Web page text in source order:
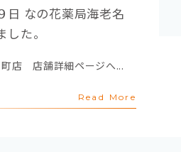
日 なの花薬局海老名
た。
店 店舗詳細ページへ...
Read More